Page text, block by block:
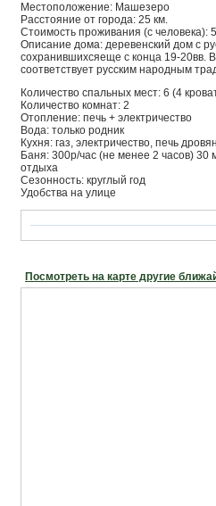
Местоположение: Машезеро
Расстояние от города: 25 км.
Стоимость проживания (с человека):
Описание дома: деревенский дом с
сохранившихсяеще с конца 19-20вв.
соответствует русским народным
Количество спальных мест: 6 (4
Количество комнат: 2
Отопление: печь + электричество
Вода: только родник
Кухня: газ, электричество, печь
Баня: 300р/час (не менее 2 часов) 30
отдыха
Сезонность: круглый год
Удобства на улице
Посмотреть на карте другие